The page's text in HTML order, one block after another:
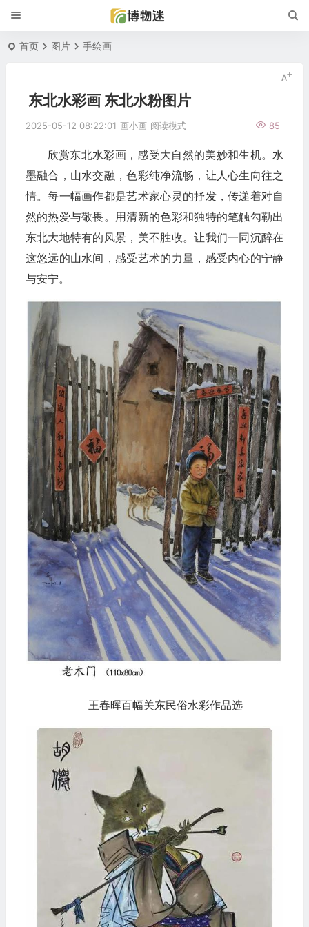
首页 图片 手绘画
东北水彩画 东北水粉图片
2025-05-12 08:22:01 画小画 85
阅读模式
欣赏东北水彩画，感受大自然的美妙和生机。水
墨融合，山水交融，色彩纯净流畅，让人心生向往之
情。每一幅画作都是艺术家心灵的抒发，传递着对自
然的热爱与敬畏。用清新的色彩和独特的笔触勾勒出
东北大地特有的风景，美不胜收。让我们一同沉醉在
这悠远的山水间，感受艺术的力量，感受内心的宁静
与安宁。
王春晖百幅关东民俗水彩作品选